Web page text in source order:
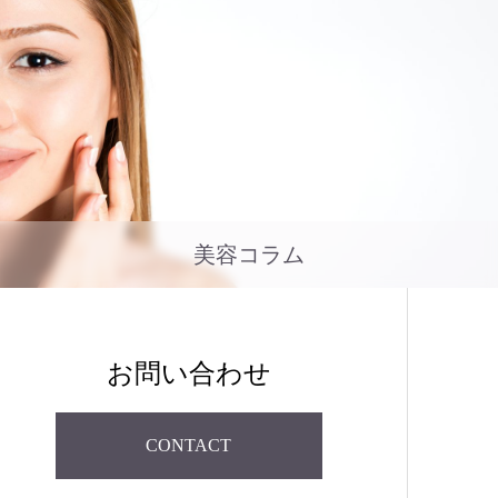
美容コラム
お問い合わせ
CONTACT